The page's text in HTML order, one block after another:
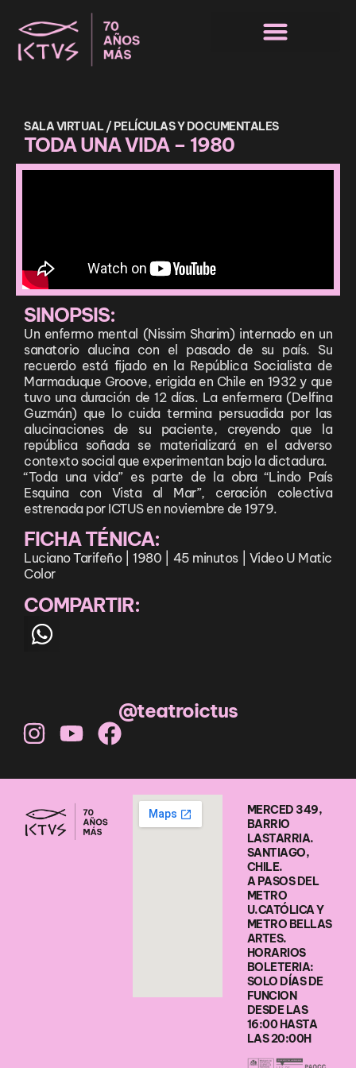
SALA VIRTUAL / PELÍCULAS Y DOCUMENTALES
TODA UNA VIDA – 1980
SINOPSIS:
Un enfermo mental (Nissim Sharim) internado en un
sanatorio alucina con el pasado de su país. Su
recuerdo está fijado en la República Socialista de
Marmaduque Groove, erigida en Chile en 1932 y que
tuvo una duración de 12 días. La enfermera (Delfina
Guzmán) que lo cuida termina persuadida por las
alucinaciones de su paciente, creyendo que la
república soñada se materializará en el adverso
contexto social que experimentan bajo la dictadura.
“Toda una vida” es parte de la obra “Lindo País
Esquina con Vista al Mar”, ceración colectiva
estrenada por ICTUS en noviembre de 1979.
FICHA TÉNICA:
Luciano Tarifeño | 1980 | 45 minutos | Video U Matic
Color
COMPARTIR:
@teatroictus
MERCED 349,
BARRIO
LASTARRIA.
SANTIAGO,
CHILE.
A PASOS DEL
METRO
U.CATÓLICA Y
METRO BELLAS
ARTES.
HORARIOS
BOLETERIA:
SOLO DÍAS DE
FUNCION
DESDE LAS
16:00 HASTA
LAS 20:00H